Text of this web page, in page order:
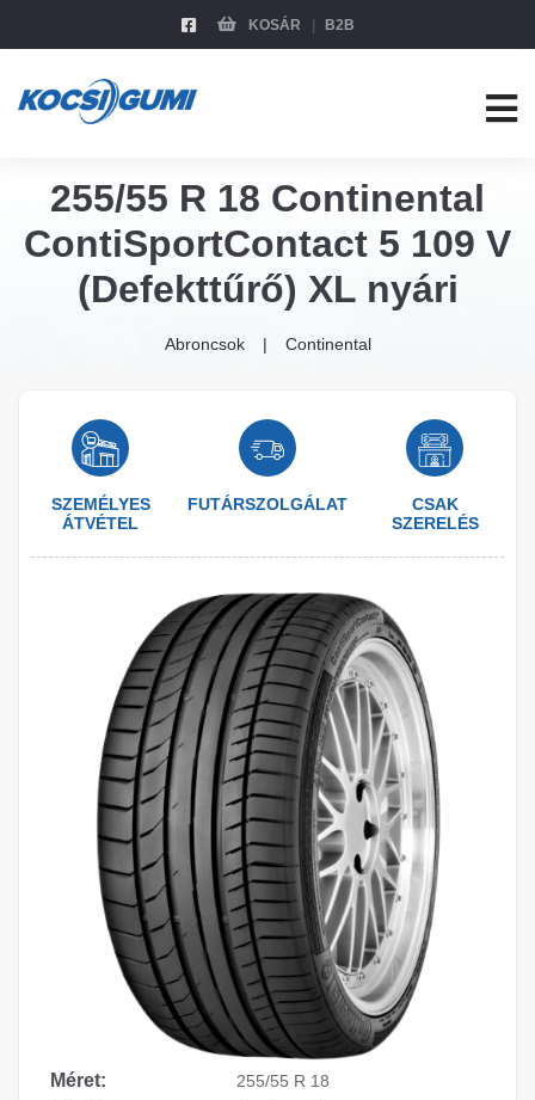
KOSÁR B2B
255/55 R 18 Continental
ContiSportContact 5 109 V
(Defekttűrő) XL nyári
Abroncsok Continental
SZEMÉLYES
ÁTVÉTEL
FUTÁRSZOLGÁLAT
CSAK
SZERELÉS
Méret: 255/55 R 18